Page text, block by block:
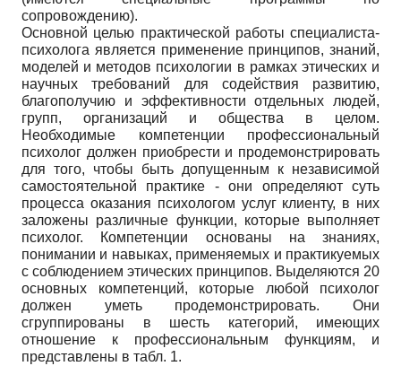
сопровождению).
Основной целью практической работы специалиста-
психолога является применение принципов, знаний,
моделей и методов психологии в рамках этических и
научных требований для содействия развитию,
благополучию и эффективности отдельных людей,
групп, организаций и общества в целом.
Необходимые компетенции профессиональный
психолог должен приобрести и продемонстрировать
для того, чтобы быть допущенным к независимой
самостоятельной практике - они определяют суть
процесса оказания психологом услуг клиенту, в них
заложены различные функции, которые выполняет
психолог. Компетенции основаны на знаниях,
понимании и навыках, применяемых и практикуемых
с соблюдением этических принципов. Выделяются 20
основных компетенций, которые любой психолог
должен уметь продемонстрировать. Они
сгруппированы в шесть категорий, имеющих
отношение к профессиональным функциям, и
представлены в табл. 1.